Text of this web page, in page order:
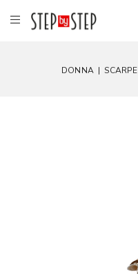
DONNA | SCARPE